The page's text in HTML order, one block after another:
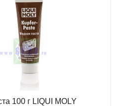
100 г LIQUI MOLY